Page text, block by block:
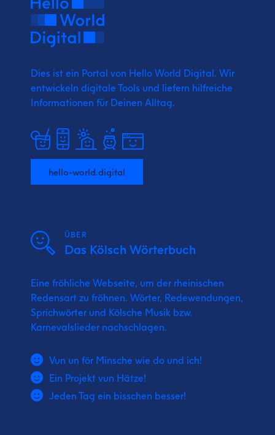
Dies ist ein Portal von Hello World Digital. Wir
entwickeln digitale Tools und liefern hilfreiche
Informationen für Deinen Alltag.
hello-world.digital
ÜBER
Das Kölsch Wörterbuch
Eine fröhliche Webseite, um der rheinischen
Redensart zu fröhnen. Wörter, Redewendungen,
Sprichwörter und Kölsche Musik bzw.
Karnevalslieder nachschlagen.
Vun un för Minsche wie do und ich!
Ein Projekt vun Hätze!
Jeden Tag ein bisschen besser!